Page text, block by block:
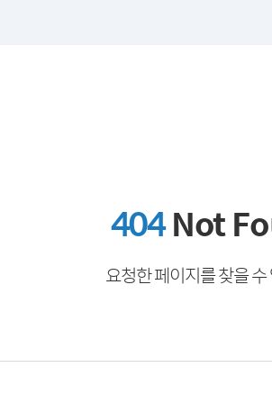
404Not
요청한 페이지를 찾을